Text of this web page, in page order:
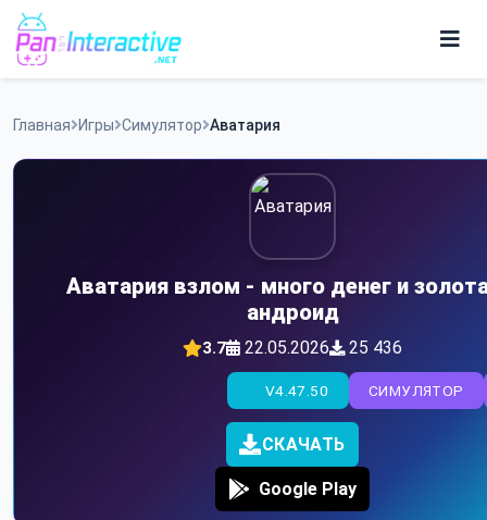
Skip
content
Программы
Главная Игры Симулятор Аватария
Аватария взлом - много денег и
андроид
3.7 22.05.2026 25 436
СИМУЛЯТОР
V4.47.50
СКАЧАТЬ
Google Play